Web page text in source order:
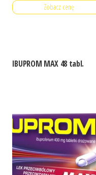
Zobacz cenę
IBUPROM MAX 48 tabl.